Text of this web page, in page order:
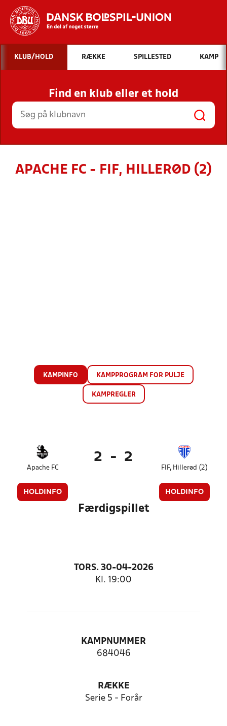
Hvad vil du søge efter?
INDHOLD OG NYHEDER
STILLINGER, RESULTATER, KLUBBER OG
HOLD
KLUB/HOLD RÆKKE SPILLESTED KAMP
Find en klub eller et hold
APACHE FC - FIF, HILLERØD (2)
KAMPINFO KAMPPROGRAM FOR PULJE
KAMPREGLER
Apache FC
HOLDINFO
2 - 2
FIF, Hillerød (2)
HOLDINFO
Færdigspillet
TORS. 30-04-2026
Kl. 19:00
KAMPNUMMER
684046
RÆKKE
Serie 5 - Forår